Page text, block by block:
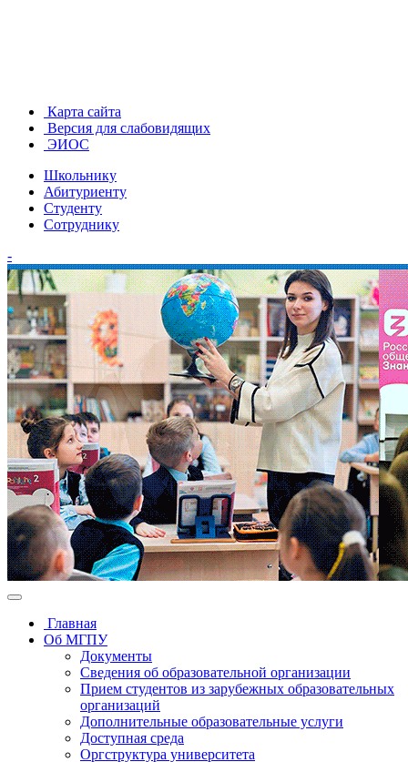
Карта сайта
Версия для слабовидящих
ЭИОС
Школьнику
Абитуриенту
Студенту
Сотруднику
-
Главная
Об МГПУ
Документы
Сведения об образовательной организации
Прием студентов из зарубежных образовательных
организаций
Дополнительные образовательные услуги
Доступная среда
Оргструктура университета